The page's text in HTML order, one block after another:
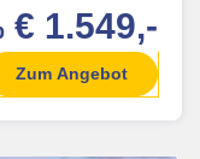
€ 1.549,-
Zum Angebot